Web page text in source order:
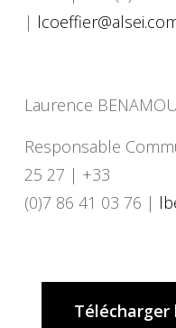
|
Laurence
Responsable
25 27 | +33
(0)7 86 41 03 76 |
Télécharger